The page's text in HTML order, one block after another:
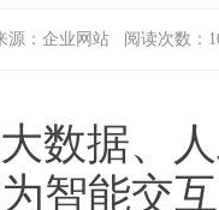
：企业网站 阅读次数：
数据、
智能交